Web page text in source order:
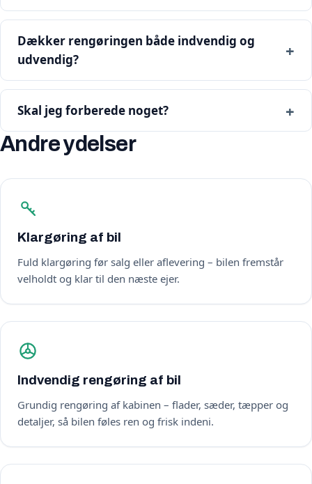
Dækker rengøringen både indvendig og
udvendig?
Skal jeg forberede noget?
Andre ydelser
Klargøring af bil
Fuld klargøring før salg eller aflevering – bilen fremstår
velholdt og klar til den næste ejer.
Indvendig rengøring af bil
Grundig rengøring af kabinen – flader, sæder, tæpper og
detaljer, så bilen føles ren og frisk indeni.